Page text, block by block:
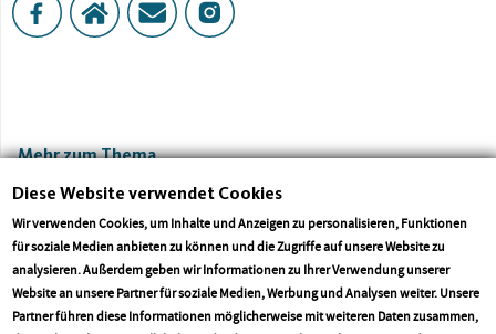
Mehr zum Thema
Diese Website verwendet Cookies
Wir verwenden Cookies, um Inhalte und Anzeigen zu personalisieren, Funktionen
für soziale Medien anbieten zu können und die Zugriffe auf unsere Website zu
analysieren. Außerdem geben wir Informationen zu Ihrer Verwendung unserer
Website an unsere Partner für soziale Medien, Werbung und Analysen weiter. Unsere
Partner führen diese Informationen möglicherweise mit weiteren Daten zusammen,